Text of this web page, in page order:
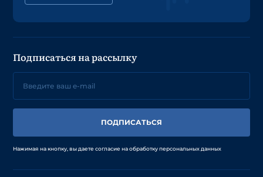
Подписаться на рассылку
ПОДПИСАТЬСЯ
Нажимая на кнопку, вы даете согласие на обработку персональных данных